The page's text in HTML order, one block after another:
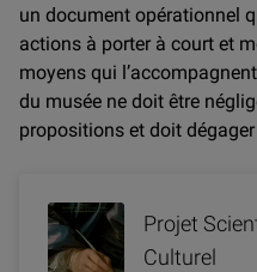
un document opérationnel
actions à porter à court et
moyens qui
du musée ne doit être
propositions et doit
Projet
Culturel